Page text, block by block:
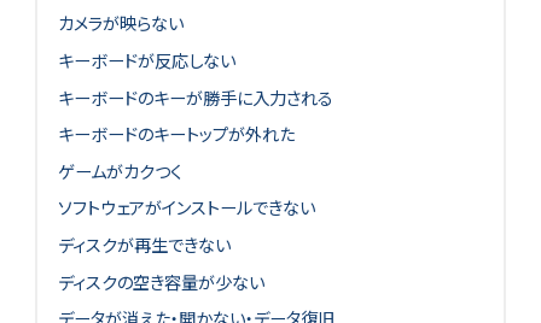
カメラが映らない
キーボードが反応しない
キーボードのキーが勝手に入力される
キーボードのキートップが外れた
ゲームがカクつく
ソフトウェアがインストールできない
ディスクが再生できない
ディスクの空き容量が少ない